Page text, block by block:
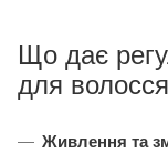
Що дає
для
Живлення та